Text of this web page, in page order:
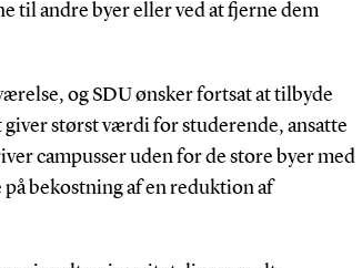
til andre byer eller ved at fjerne dem
og SDU ønsker fortsat at tilbyde
størst værdi for studerende, ansatte
campusser uden for de store byer med
bekostning af en reduktion af